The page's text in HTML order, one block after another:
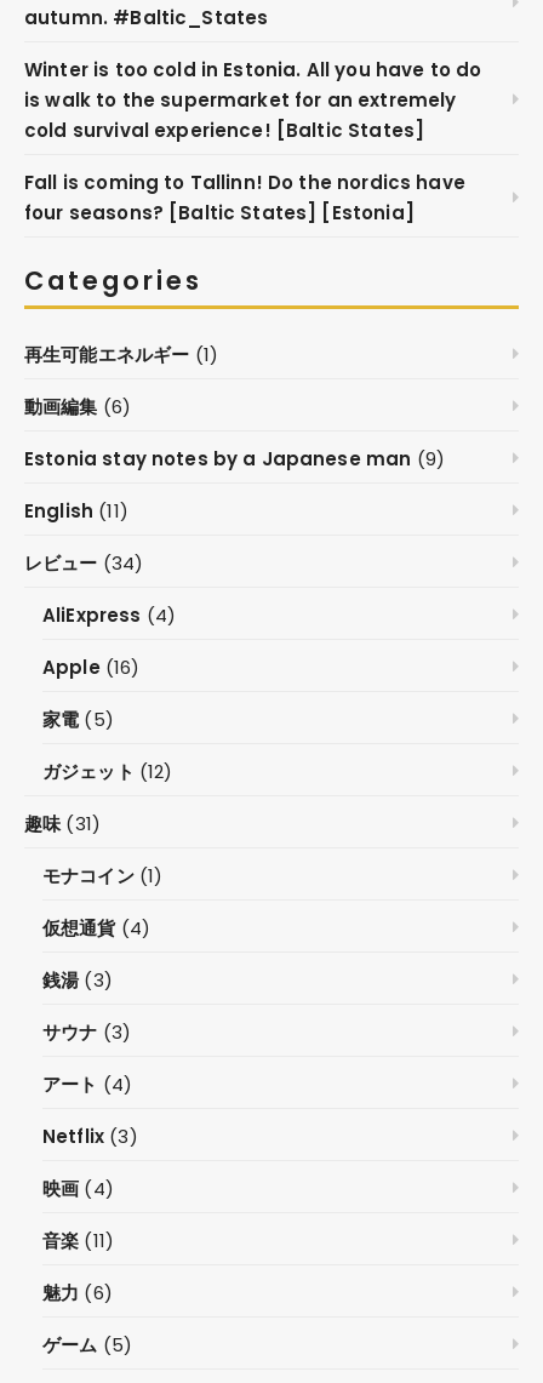
autumn. #Baltic_States
Winter is too cold in Estonia. All you have to do
is walk to the supermarket for an extremely
cold survival experience! [Baltic States]
Fall is coming to Tallinn! Do the nordics have
four seasons? [Baltic States] [Estonia]
Categories
再生可能エネルギー (1)
動画編集 (6)
Estonia stay notes by a Japanese man (9)
English (11)
レビュー (34)
AliExpress (4)
Apple(16)
家電(5)
ガジェット (12)
趣味(31)
モナコイン(1)
仮想通貨(4)
銭湯 (3)
サウナ (3)
アート (4)
Netflix (3)
映画 (4)
音楽 (11)
魅力 (6)
ゲーム (5)